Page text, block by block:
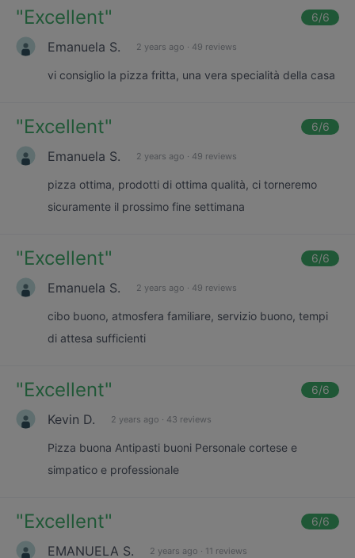
"Excellent" 6/6
Emanuela S. 2 years ago · 49 reviews
vi consiglio la pizza fritta, una vera specialità della casa
"Excellent" 6/6
Emanuela S. 2 years ago · 49 reviews
pizza ottima, prodotti di ottima qualità, ci torneremo
sicuramente il prossimo fine settimana
"Excellent" 6/6
Emanuela S. 2 years ago · 49 reviews
cibo buono, atmosfera familiare, servizio buono, tempi
di attesa sufficienti
"Excellent" 6/6
Kevin D. 2 years ago · 43 reviews
Pizza buona Antipasti buoni Personale cortese e
simpatico e professionale
"Excellent" 6/6
EMANUELA S. 2 years ago · 11 reviews